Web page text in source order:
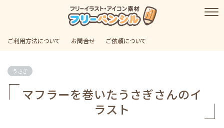
ご利用方法について お問合せ ご依頼について
うさぎ
マフラーを巻いたうさぎさんのイ
ラスト